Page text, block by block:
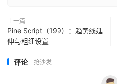
上一篇
Pine Script（199）：趋势线延
伸与粗细设置
评论 抢沙发